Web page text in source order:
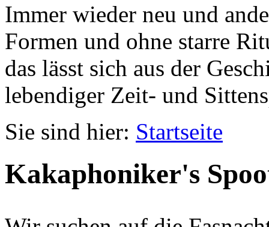
Immer wieder neu und
Formen und ohne starre
das lässt sich aus der
lebendiger Zeit- und
Sie sind hier: Startseite
Kakaphoniker's